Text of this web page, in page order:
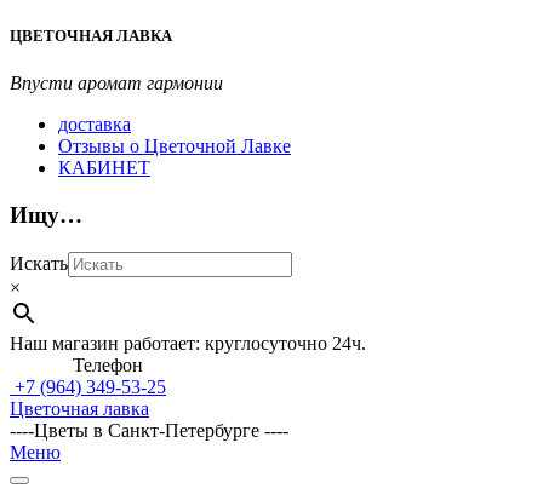
Перейти
содержимому
ЦВЕТОЧНАЯ ЛАВКА
Впусти аромат гармонии
доставка
Отзывы о Цветочной Лавке
КАБИНЕТ
Ищу…
Искать
×
Наш магазин работает: круглосуточно 24ч.
Телефон
+7 (964) 349-53-25
Цветочная лавка
----Цветы в Санкт-Петербурге ----
Главное
навигационное
Меню